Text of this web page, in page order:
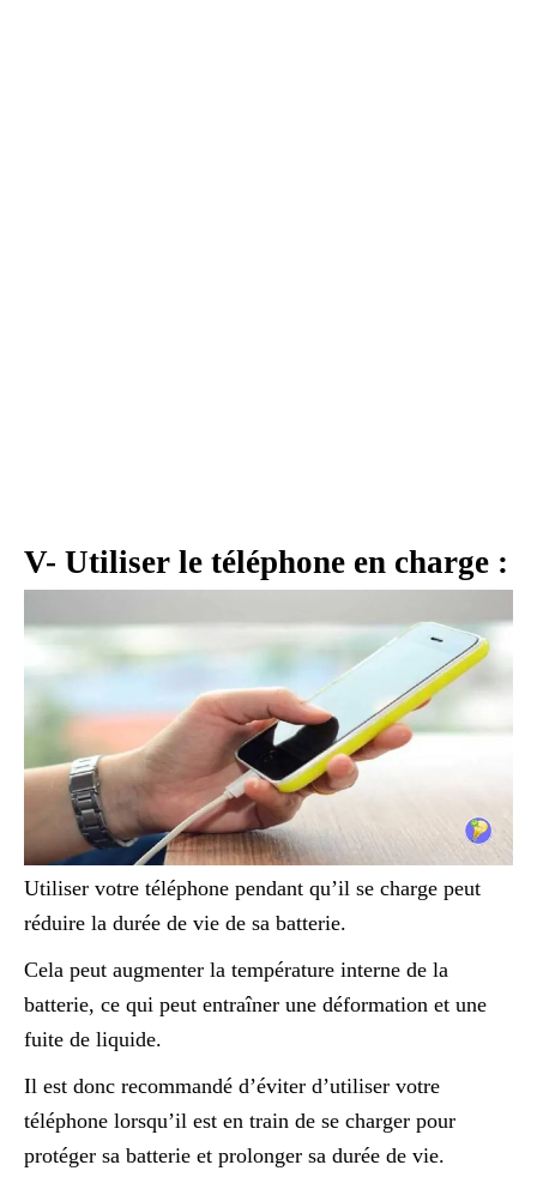
V- Utiliser le téléphone en charge :
Utiliser votre téléphone pendant qu’il se charge peut
réduire la durée de vie de sa batterie.
Cela peut augmenter la température interne de la
batterie, ce qui peut entraîner une déformation et une
fuite de liquide.
Il est donc recommandé d’éviter d’utiliser votre
téléphone lorsqu’il est en train de se charger pour
protéger sa batterie et prolonger sa durée de vie.